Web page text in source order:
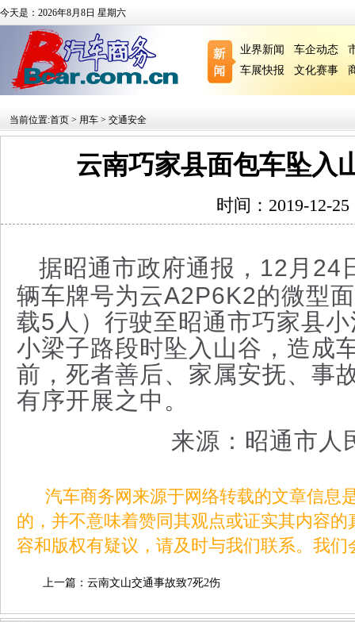
今天是：2026年8月8日 星期六
业界新闻 车企动态
车展快报
文化赛事
当前位置:首页 > 用车 > 交通安全
云南巧家县面包车坠入
时间：2019-12-
据昭通市政府通报，12月24
辆车牌号为云A2P6K2的微型
载5人）行驶至昭通市巧家县
小梁子路段时坠入山谷，造成
前，死者善后、家属安抚、事
有序开展之中。
来源：昭通市人
汽车商务网来源于网络转载的文章信息
的，并不意味着赞同其观点或证实其内容
容和版权有疑议，请及时与我们联系。我
上一篇： 云南文山交通事故致7死2伤